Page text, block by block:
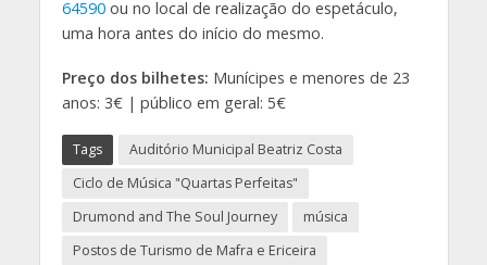
64590ou no local de realização do espetáculo,
uma hora antes do início do mesmo.
Preço dos bilhetes: Munícipes e menores de 23
anos: 3€ | público em geral: 5€
Tags
Auditório Municipal Beatriz Costa
Ciclo de Música "Quartas Perfeitas"
Drumond and The Soul Journey
música
Postos de Turismo de Mafra e Ericeira